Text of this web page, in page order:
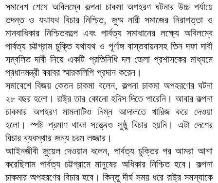
সমাবেশ শেষে অবিলম্বে কল্পনা চাকমা অপহরণ ঘটনার উচ্চ পর্যায়ে
তদন্ত ও যথাযথ বিচার নিশ্চিত, জুম্ম নারী সমাজের নিরাপত্তা ও
মানবাধিকার নিশ্চিতকল্পে এবং পার্বত্য সমাধানের লক্ষ্যে অবিলম্বে
পার্বত্য চট্টগ্রাম চুক্তি যথাযথ ও পূর্ণাঙ্গ বাস্তবায়নসহ তিন দফা দাবী
সম্বলিত দাবী নিয়ে একটি প্রতিনিধি দল জেলা প্রশাসকের মাধ্যমে
প্রধানমন্ত্রী বরাবর স্মারকলিপি প্রদান করেন।
সমাবেশে বিজয় কেতন চাকমা বলেন, কল্পনা চাকমা অপহরণের ঘটনা
২৮ বছর হলো। রাষ্ট্র তার কোনো হদিস দিতে পারেনি। আবার কল্পনা
চাকমার অপহরণ মামলাটিও নিম্ন আদালতে খারিজ করে দেওয়া
হলো। স্পষ্ট প্রমাণ থাকা সত্ত্বেও সুষ্ঠু বিচার হয়নি। এটা দেশের
বিচার ব্যবস্থার জন্য চরম লজ্জার।
আাইনজীবী জুয়েল দেওয়ান বলেন, পার্বত্য চুক্তির পর আমরা আশা
করেছিলাম পার্বত্য চট্টগ্রামে মানুষের অধিকার নিশ্চিত হবে। কল্পনা
চাকমার অপহরণের বিচার হবে। কিন্তু দীর্ঘ সময় ধরে রাষ্ট্র সমস্যাকে